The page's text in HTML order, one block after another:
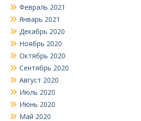
Февраль 2021
Январь 2021
Декабрь 2020
Ноябрь 2020
Октябрь 2020
Сентябрь 2020
Август 2020
Июль 2020
Июнь 2020
Май 2020